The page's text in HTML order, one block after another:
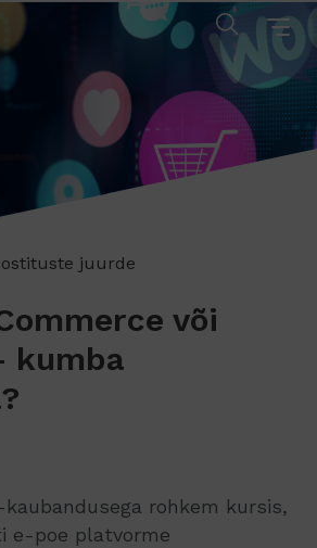
juurde
või
kumba
rohkem kursis,
e-poe platvorme